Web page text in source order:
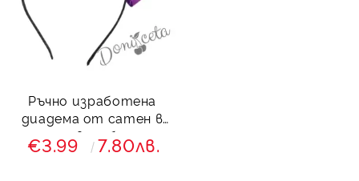
Ръчно изработена
диадема от сатен в
лилаво и бяло
€3.99 7.80лв.